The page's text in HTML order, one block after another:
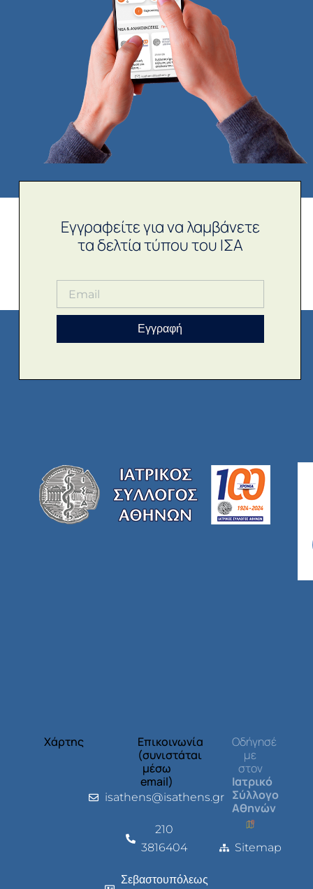
Εγγραφείτε για να λαμβάνετε
τα δελτία τύπου του ΙΣΑ
Εγγραφή
Χάρτης
Επικοινωνία
(συνιστάται
μέσω
email)
isathens@isathens.gr
210
3816404
Σεβαστουπόλεως
Οδήγησέ
με
στον
Ιατρικό
Σύλλογο
Αθηνών
Sitemap